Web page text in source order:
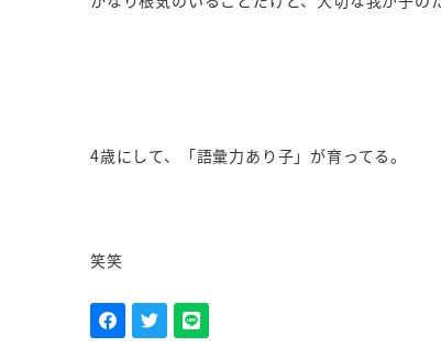
4歳にして、「語彙力あり子」が育ってる。
笑笑